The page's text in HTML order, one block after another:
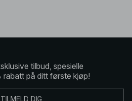
tilbud, spesielle
rabatt på ditt første kjøp!
TILMELD DIG